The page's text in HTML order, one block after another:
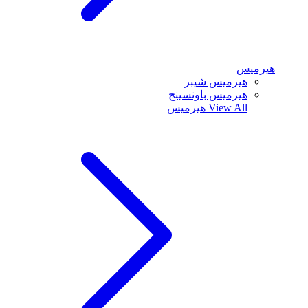
هيرميس
هيرميس شيبر
هيرميس باونسينج
View All هيرميس